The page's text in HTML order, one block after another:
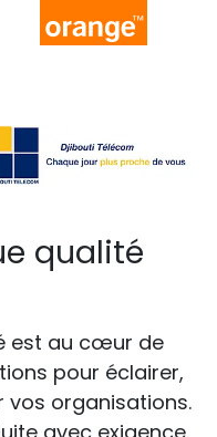
qualité
est au cœur de
pour éclairer,
organisations.